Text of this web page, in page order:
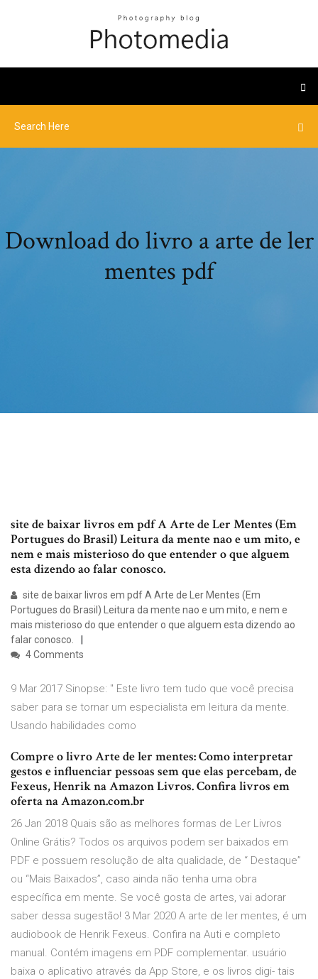
Download do livro a arte de ler
mentes pdf
site de baixar livros em pdf A Arte de Ler Mentes (Em
Portugues do Brasil) Leitura da mente nao e um mito, e
nem e mais misterioso do que entender o que alguem
esta dizendo ao falar conosco.
site de baixar livros em pdf A Arte de Ler Mentes (Em
Portugues do Brasil) Leitura da mente nao e um mito, e nem e
mais misterioso do que entender o que alguem esta dizendo ao
falar conosco.
4 Comments
9 Mar 2017 Sinopse: " Este livro tem tudo que você precisa
saber para se tornar um especialista em leitura da mente.
Usando habilidades como
Compre o livro Arte de ler mentes: Como interpretar
gestos e influenciar pessoas sem que elas percebam, de
Fexeus, Henrik na Amazon Livros. Confira livros em
oferta na Amazon.com.br
26 Jan 2018 Quais são as melhores formas de Ler Livros
Online Grátis? Todos os arquivos podem ser baixados em
PDF e possuem resolução de alta qualidade, de “ Destaque”
ou “Mais Baixados”, caso ainda não tenha uma obra
específica em mente. Se você gosta de artes, vai adorar
saber dessa sugestão! 3 Mar 2020 A arte de ler mentes, é um
audiobook de Henrik Fexeus. Confira na Auti e completo
manual. Contém imagens em PDF complementar. usuário
baixa o aplicativo através da App Store, e os livros digi- tais